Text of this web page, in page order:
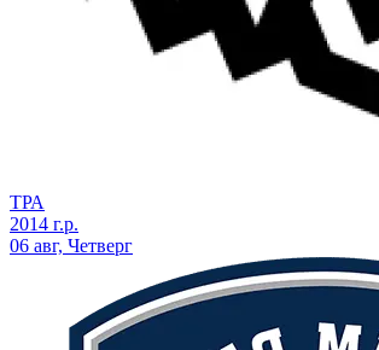
ТРА
2014 г.р.
06 авг, Четверг